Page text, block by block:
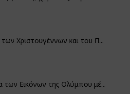
Χριστουγέννων και του Π...
των Εικόνων της Ολύμπου μέ...